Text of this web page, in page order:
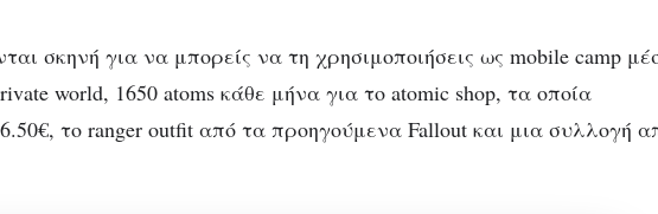
σκηνή για να μπορείς να τη χρησιμοποιήσεις ως mobile camp
world, 1650 atoms κάθε μήνα για το atomic shop, τα οποία
το ranger outfit από τα προηγούμενα Fallout και μια συλλογή